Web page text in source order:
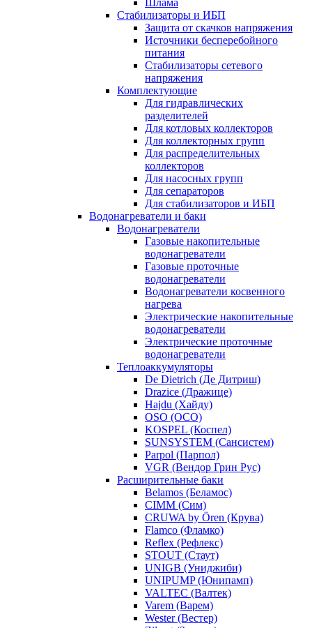
Шлама
Стабилизаторы и ИБП
Защита от скачков напряжения
Источники бесперебойного
питания
Стабилизаторы сетевого
напряжения
Комплектующие
Для гидравлических
разделителей
Для котловых коллекторов
Для коллекторных групп
Для распределительных
коллекторов
Для насосных групп
Для сепараторов
Для стабилизаторов и ИБП
Водонагреватели и баки
Водонагреватели
Газовые накопительные
водонагреватели
Газовые проточные
водонагреватели
Водонагреватели косвенного
нагрева
Электрические накопительные
водонагреватели
Электрические проточные
водонагреватели
Теплоаккумуляторы
De Dietrich (Де Дитриш)
Drazice (Дражице)
Hajdu (Хайду)
OSO (ОСО)
KOSPEL (Коспел)
SUNSYSTEM (Сансистем)
Parpol (Парпол)
VGR (Вендор Грин Рус)
Расширительные баки
Belamos (Беламос)
CIMM (Сим)
CRUWA by Ören (Крува)
Flamco (Фламко)
Reflex (Рефлекс)
STOUT (Стаут)
UNIGB (Униджиби)
UNIPUMP (Юнипамп)
VALTEC (Валтек)
Varem (Варем)
Wester (Вестер)